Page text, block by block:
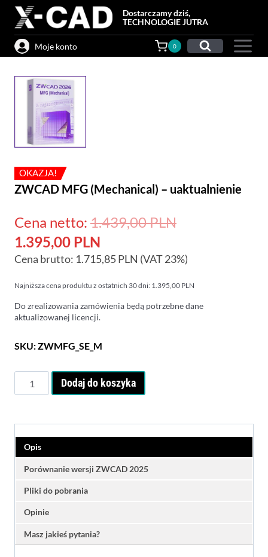
Przejdź
treści
Dostarczamy dziś,
TECHNOLOGIE JUTRA
Moje konto 0
OKAZJA!
ZWCAD MFG (Mechanical) – uaktualnienie
Cena netto: 1.439,00PLNPierwotna
wynosiła:
1.439,00 PLN.
1.395,00 PLN
cena
wynosi:
1.395,00 PLN.
Cena brutto: 1.715,85PLN (VAT 23%)
Najniższa cena produktu z ostatnich 30 dni: 1.395,00 PLN
Do zrealizowania zamówienia będą potrzebne dane
aktualizowanej licencji.
SKU:ZWMFG_SE_M
ZWCAD
uaktualnienie
Dodaj do koszyka
Opis
Porównanie wersji ZWCAD 2025
Pliki do pobrania
Opinie
Masz jakieś pytania?